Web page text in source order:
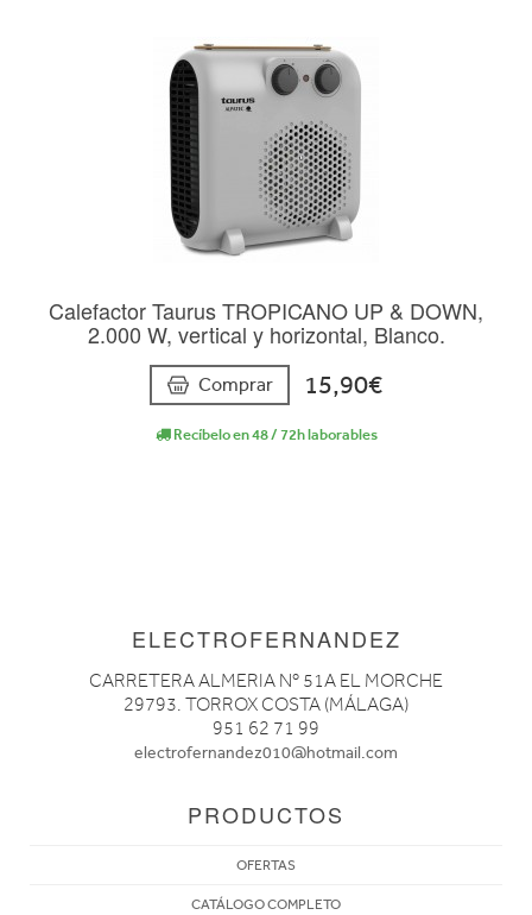
Calefactor Taurus TROPICANO UP & DOWN,
2.000 W, vertical y horizontal, Blanco.
Comprar 15,90€
Recíbelo en 48 / 72h laborables
ELECTROFERNANDEZ
CARRETERA ALMERIA Nº 51A EL MORCHE
29793. TORROX COSTA (MÁLAGA)
951 62 71 99
electrofernandez010@hotmail.com
PRODUCTOS
OFERTAS
CATÁLOGO COMPLETO